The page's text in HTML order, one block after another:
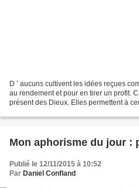
D ’ aucuns cultivent les idées reçues
au rendement et pour en tirer un profit.
présent des Dieux. Elles permettent à
Mon aphorisme du jour :
Publié le 12/11/2015 à 10:52
Par Daniel Confland